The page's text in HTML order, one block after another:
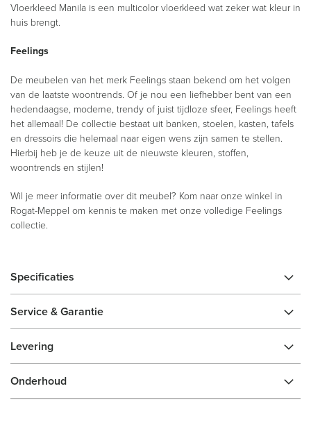
Vloerkleed Manila is een multicolor vloerkleed wat zeker wat kleur in
huis brengt.
Feelings
De meubelen van het merk Feelings staan bekend om het volgen
van de laatste woontrends. Of je nou een liefhebber bent van een
hedendaagse, moderne, trendy of juist tijdloze sfeer, Feelings heeft
het allemaal! De collectie bestaat uit banken, stoelen, kasten, tafels
en dressoirs die helemaal naar eigen wens zijn samen te stellen.
Hierbij heb je de keuze uit de nieuwste kleuren, stoffen,
woontrends en stijlen!
Wil je meer informatie over dit meubel? Kom naar onze winkel in
Rogat-Meppel om kennis te maken met onze volledige Feelings
collectie.
Specificaties
Service & Garantie
Levering
Onderhoud